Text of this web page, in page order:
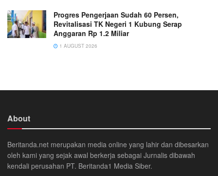
Progres Pengerjaan Sudah 60 Persen,
Revitalisasi TK Negeri 1 Kubung Serap
Anggaran Rp 1.2 Miliar
1 AUGUST 2026
About
Beritanda.net merupakan media online yang lahir dan dibesarkan
oleh kami yang sejak awal berkerja sebagai Jurnalis dibawah
kendali perusahan PT. Beritanda1 Media Siber.